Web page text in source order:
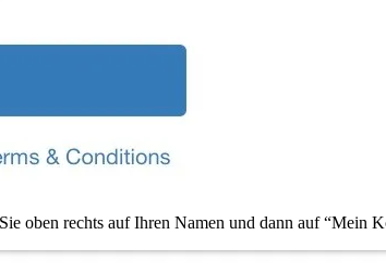
oben rechts auf Ihren Namen und dann auf